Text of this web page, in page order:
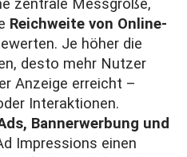
zentrale Messgröße,
Reichweite von Online-
Je höher die
desto mehr Nutzer
Anzeige erreicht –
Interaktionen.
, Bannerwerbung und
Impressions einen